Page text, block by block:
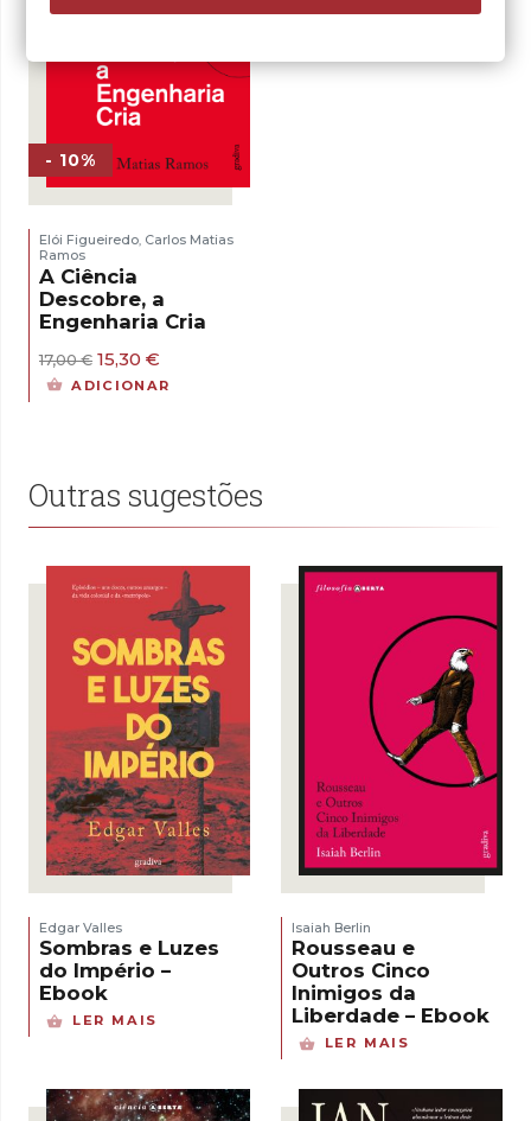
- 10%
Elói Figueiredo Carlos Matias
Ramos
A Ciência
Descobre, a
Engenharia Cria
17,00€ O
preço
15,30 €
preço
ADICIONAR
Outras sugestões
Edgar Valles
Sombras e Luzes
do Império –
Ebook
LER MAIS
Isaiah Berlin
Rousseau e
Outros Cinco
Inimigos da
Liberdade – Ebook
LER MAIS